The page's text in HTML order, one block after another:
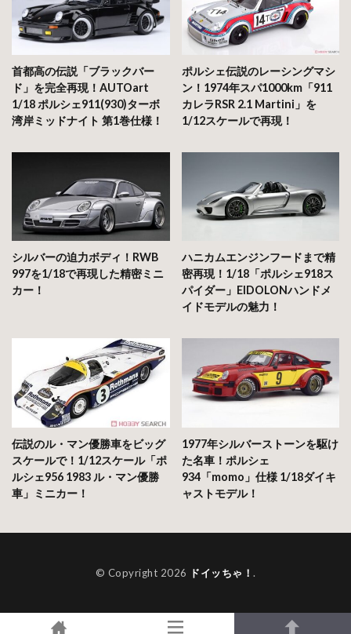
首都高の伝説「ブラックバー
ド」を完全再現！AUTOart
1/18 ポルシェ911(930)ターボ
湾岸ミッドナイト 第1巻仕様！
ポルシェ伝説のレーシングマシ
ン！1974年スパ1000km「911
カレラRSR 2.1 Martini」を
1/12スケールで再現！
シルバーの迫力ボディ！RWB
997を1/18で再現した精密ミニ
カー！
ハニカムエンジンフードまで精
密再現！1/18「ポルシェ918ス
パイダー」EIDOLONハンドメ
イドモデルの魅力！
伝説のル・マン優勝車をビッグ
スケールで！1/12スケール「ポ
ルシェ956 1983 ル・マン優勝
車」ミニカー！
1977年シルバーストーンを駆け
た名車！ポルシェ
934「momo」仕様 1/18ダイキ
ャストモデル！
© Copyright 2026 ドイッちゃ！ .